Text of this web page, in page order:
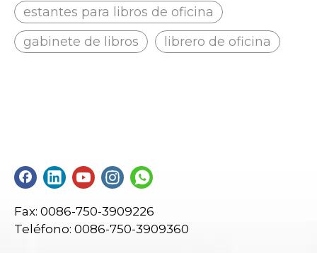
estantes para libros de oficina
gabinete de libros
librero de oficina
Fax: 0086-750-3909226
Teléfono: 0086-750-3909360